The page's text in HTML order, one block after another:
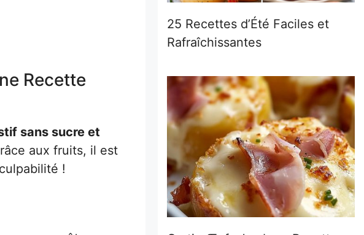
Recette
sans sucre et
aux fruits, il est
!
25 Recettes d’Été Faciles et
Rafraîchissantes